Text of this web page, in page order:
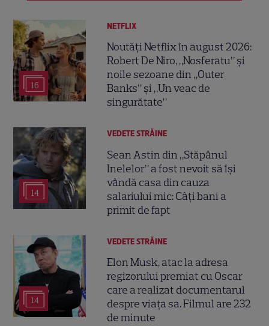
16
NETFLIX
Noutăți Netflix în august 2026:
Robert De Niro, „Nosferatu” și
noile sezoane din „Outer
Banks” și „Un veac de
singurătate”
14
VEDETE STRĂINE
Sean Astin din „Stăpânul
Inelelor” a fost nevoit să își
vândă casa din cauza
salariului mic: Câți bani a
primit de fapt
14
VEDETE STRĂINE
Elon Musk, atac la adresa
regizorului premiat cu Oscar
care a realizat documentarul
despre viața sa. Filmul are 232
de minute